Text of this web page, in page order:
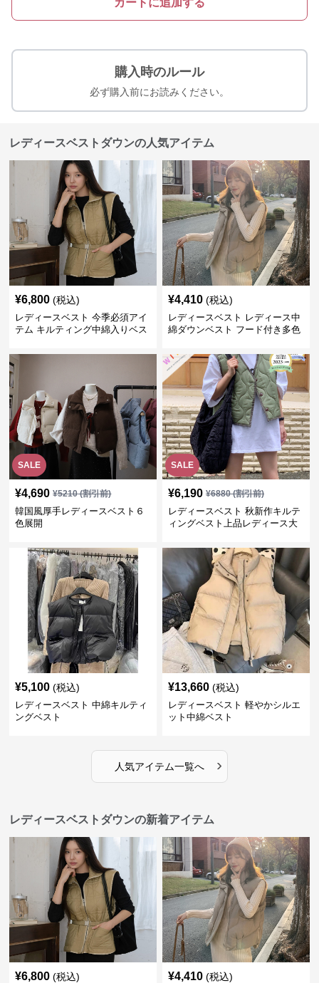
カートに追加する
購入時のルール
必ず購入前にお読みください。
レディースベストダウンの人気アイテム
¥6,800 (税込)
レディースベスト 今季必須アイ
テム キルティング中綿入りベス
¥4,410 (税込)
レディースベスト レディース中
綿ダウンベスト フード付き多色
SALE
¥4,690 ¥5210(割引前)
韓国風厚手レディースベスト６
色展開
SALE
¥6,190 ¥6880(割引前)
レディースベスト 秋新作キルテ
ィングベスト上品レディース大
¥5,100 (税込)
レディースベスト 中綿キルティ
ングベスト
¥13,660 (税込)
レディースベスト 軽やかシルエ
ット中綿ベスト
人気アイテム一覧へ ›
レディースベストダウンの新着アイテム
¥6,800 (税込) ¥4,410 (税込)